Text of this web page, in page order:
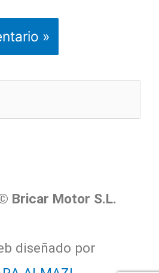
Bricar Motor S.L.
diseñado por